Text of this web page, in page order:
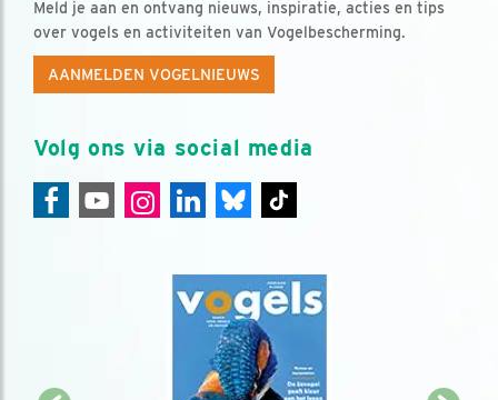
Meld je aan en ontvang nieuws, inspiratie, acties en tips
over vogels en activiteiten van Vogelbescherming.
AANMELDEN VOGELNIEUWS
Volg ons via social media